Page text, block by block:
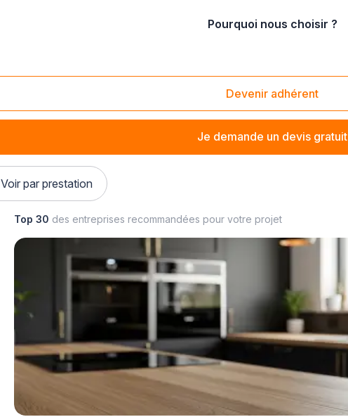
Pourquoi nous choisir ?
Devenir adhérent
Je demande un devis gratuit
Voir par prestation
Top 30 des entreprises recommandées pour votre projet